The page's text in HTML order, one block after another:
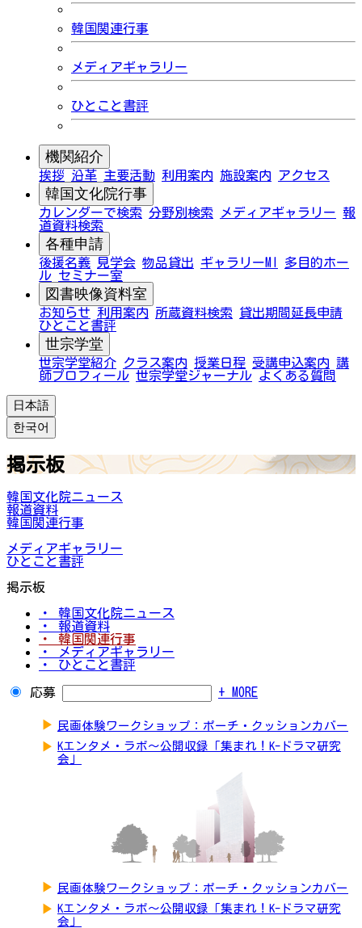
韓国関連行事
メディアギャラリー
ひとこと書評
機関紹介
挨拶 沿革 主要活動 利用案内 施設案内 アクセス
韓国文化院行事
カレンダーで検索 分野別検索 メディアギャラリー 報
道資料検索
各種申請
後援名義 見学会 物品貸出 ギャラリーMI
多目的ホー
ル セミナー室
図書映像資料室
お知らせ 利用案内 所蔵資料検索
貸出期間延長申請
ひとこと書評
世宗学堂
世宗学堂紹介 クラス案内 授業日程 受講申込案内 講
師プロフィール 世宗学堂ジャーナル よくある質問
日本語
한국어
掲示板
韓国文化院ニュース
報道資料
韓国関連行事
メディアギャラリー
ひとこと書評
掲示板
・ 韓国文化院ニュース
・ 報道資料
・ 韓国関連行事
・ メディアギャラリー
・ ひとこと書評
応募 + MORE
▶ 民画体験ワークショップ：ポーチ・クッションカバー
▶ Kエンタメ・ラボ～公開収録「集まれ！K-ドラマ研究
会」
▶ 民画体験ワークショップ：ポーチ・クッションカバー
▶ Kエンタメ・ラボ～公開収録「集まれ！K-ドラマ研究
会」